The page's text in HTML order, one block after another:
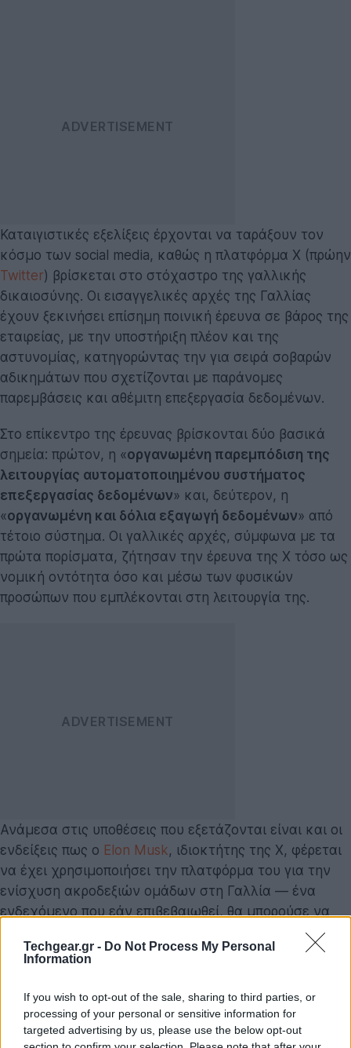
Techgear.gr - Do Not Process My Personal
Information
If you wish to opt-out of the sale, sharing to third parties, or
processing of your personal or sensitive information for
targeted advertising by us, please use the below opt-out
Καταιγιστικές εξελίξεις έρχονται να ταράξουν τον
κόσμο των social media, καθώς η πλατφόρμα X (πρώην
Twitter) βρίσκεται στο στόχαστρο της γαλλικής
δικαιοσύνης. Οι εισαγγελικές αρχές της Γαλλίας
έχουν ξεκινήσει επίσημη ποινική έρευνα σε βάρος της
εταιρείας, με την υποστήριξη πλέον και της
αστυνομίας, κατηγορώντας την για σειρά σοβαρών
αδικημάτων που σχετίζονται με παράνομες
παρεμβάσεις και αθέμιτη επεξεργασία δεδομένων.
Στο επίκεντρο της έρευνας βρίσκονται δύο βασικά
σημεία: πρώτον, η «οργανωμένη παρεμπόδιση της
λειτουργίας αυτοματοποιημένου συστήματος
επεξεργασίας δεδομένων» και, δεύτερον, η
«οργανωμένη και δόλια εξαγωγή δεδομένων» από
τέτοιο σύστημα. Οι γαλλικές αρχές, σύμφωνα με τα
πρώτα πορίσματα, ζήτησαν την έρευνα της X τόσο ως
νομική οντότητα όσο και μέσω των φυσικών
προσώπων που εμπλέκονται στη λειτουργία της.
Ανάμεσα στις υποθέσεις που εξετάζονται είναι και οι
ενδείξεις πως ο Elon Musk, ιδιοκτήτης της X, φέρεται
να έχει χρησιμοποιήσει την πλατφόρμα του για την
ενίσχυση ακροδεξιών ομάδων στη Γαλλία — ένα
ενδεχόμενο που εάν επιβεβαιωθεί, θα μπορούσε να
επιβαρύνει περαιτέρω τη νομική του θέση. Αν και
τέτοιου είδους υποψίες βρίσκονται ακόμη στο
προκαλέσει έντονη κινητοποίηση σε νομικό και
πολιτικό επίπεδο.